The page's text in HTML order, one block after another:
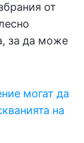
от
за да може
могат да
на